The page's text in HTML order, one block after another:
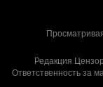
Редакция
Ответственность за